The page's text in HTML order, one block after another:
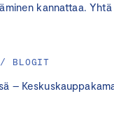
kannattaa.
BLOGIT
–